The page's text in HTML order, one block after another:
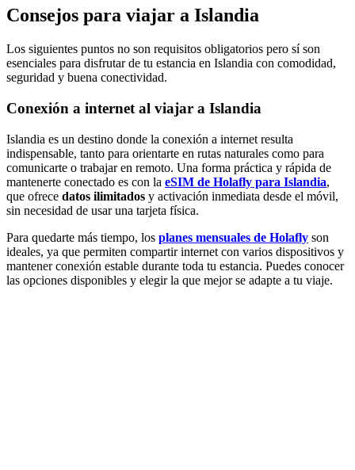
Consejos para viajar a Islandia
Los siguientes puntos no son requisitos obligatorios pero sí son
esenciales para disfrutar de tu estancia en Islandia con comodidad,
seguridad y buena conectividad.
Conexión a internet al viajar a Islandia
Islandia es un destino donde la conexión a internet resulta
indispensable, tanto para orientarte en rutas naturales como para
comunicarte o trabajar en remoto. Una forma práctica y rápida de
mantenerte conectado es con la eSIM de Holafly para Islandia,
que ofrece datos ilimitados y activación inmediata desde el móvil,
sin necesidad de usar una tarjeta física.
Para quedarte más tiempo, los planes mensuales de Holafly son
ideales, ya que permiten compartir internet con varios dispositivos y
mantener conexión estable durante toda tu estancia. Puedes conocer
las opciones disponibles y elegir la que mejor se adapte a tu viaje.